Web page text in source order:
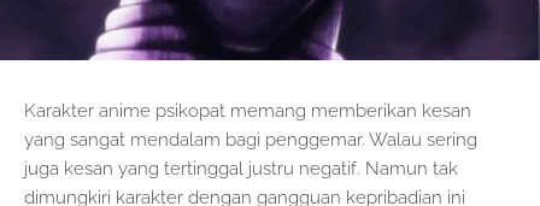
Karakter anime psikopat memang memberikan kesan
yang sangat mendalam bagi penggemar. Walau sering
juga kesan yang tertinggal justru negatif. Namun tak
dimungkiri karakter dengan gangguan kepribadian ini